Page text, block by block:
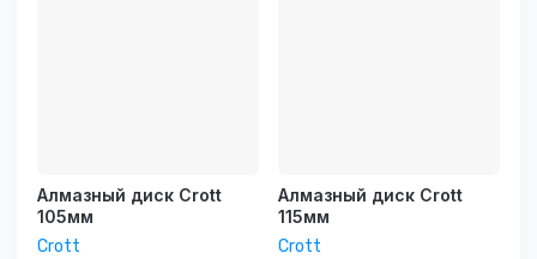
Алмазный диск Crott
105мм
Crott
Алмазный диск Crott
115мм
Crott